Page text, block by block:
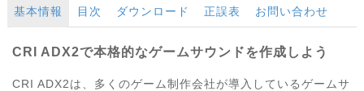
基本情報 目次 ダウンロード 正誤表 お問い合わせ
CRI ADX2で本格的なゲームサウンドを作成しよう
CRI ADX2は、多くのゲーム制作会社が導入しているゲームサ